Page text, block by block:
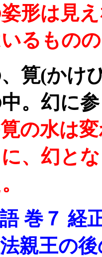
形は見
るもの
筧(かけ
。幻に
の水は
、幻と
巻７ 経
親王の